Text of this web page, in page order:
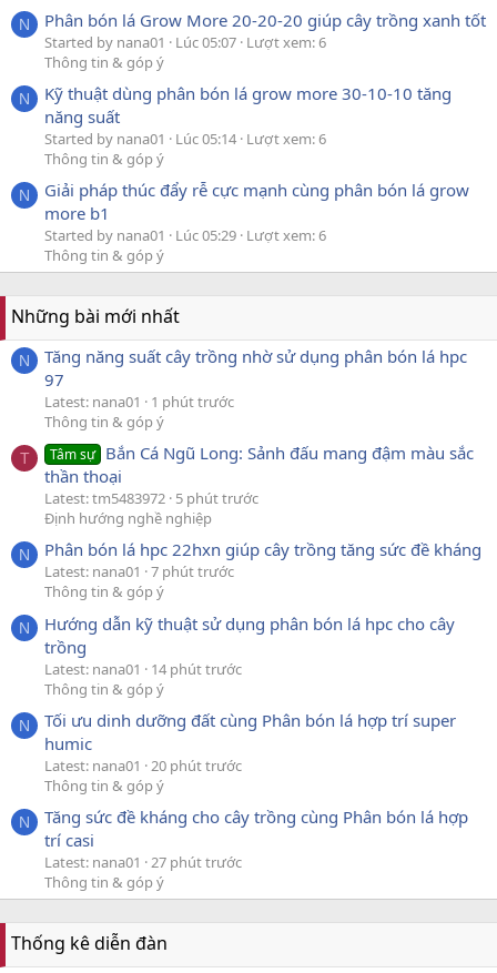
N Phân bón lá Grow More 20-20-20 giúp cây trồng xanh tốt
Started by nana01 Lúc 05:07 Lượt xem: 6
Thông tin & góp ý
N
Kỹ thuật dùng phân bón lá grow more 30-10-10 tăng
năng suất
Started by nana01 Lúc 05:14 Lượt xem: 6
Thông tin & góp ý
N
Giải pháp thúc đẩy rễ cực mạnh cùng phân bón lá grow
more b1
Started by nana01 Lúc 05:29 Lượt xem: 6
Thông tin & góp ý
Những bài mới nhất
N
Tăng năng suất cây trồng nhờ sử dụng phân bón lá hpc
97
Latest: nana01
1 phút trước
Thông tin & góp ý
T Tâm sự Bắn Cá Ngũ Long: Sảnh đấu mang đậm màu sắc
thần thoại
Latest: tm5483972 5 phút trước
Định hướng nghề nghiệp
N Phân bón lá hpc 22hxn giúp cây trồng tăng sức đề kháng
Latest: nana01
7 phút trước
Thông tin & góp ý
N
Hướng dẫn kỹ thuật sử dụng phân bón lá hpc cho cây
trồng
Latest: nana01
14 phút trước
Thông tin & góp ý
N
Tối ưu dinh dưỡng đất cùng Phân bón lá hợp trí super
humic
Latest: nana01
20 phút trước
Thông tin & góp ý
N
Tăng sức đề kháng cho cây trồng cùng Phân bón lá hợp
trí casi
Latest: nana01
27 phút trước
Thông tin & góp ý
Thống kê diễn đàn